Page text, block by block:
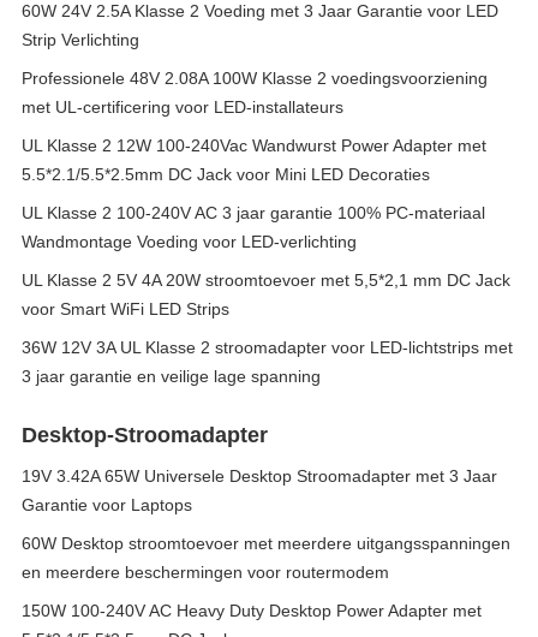
60W 24V 2.5A Klasse 2 Voeding met 3 Jaar Garantie voor LED
Strip Verlichting
Professionele 48V 2.08A 100W Klasse 2 voedingsvoorziening
met UL-certificering voor LED-installateurs
UL Klasse 2 12W 100-240Vac Wandwurst Power Adapter met
5.5*2.1/5.5*2.5mm DC Jack voor Mini LED Decoraties
UL Klasse 2 100-240V AC 3 jaar garantie 100% PC-materiaal
Wandmontage Voeding voor LED-verlichting
UL Klasse 2 5V 4A 20W stroomtoevoer met 5,5*2,1 mm DC Jack
voor Smart WiFi LED Strips
36W 12V 3A UL Klasse 2 stroomadapter voor LED-lichtstrips met
3 jaar garantie en veilige lage spanning
Desktop-Stroomadapter
19V 3.42A 65W Universele Desktop Stroomadapter met 3 Jaar
Garantie voor Laptops
60W Desktop stroomtoevoer met meerdere uitgangsspanningen
en meerdere beschermingen voor routermodem
150W 100-240V AC Heavy Duty Desktop Power Adapter met